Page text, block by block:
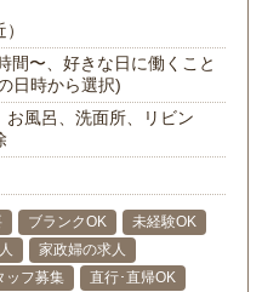
間〜、好きな日に働くこと
日時から選択)
お風呂、洗面所、リビン
ブランクOK
未経験OK
家政婦の求人
ッフ募集 直行･直帰OK